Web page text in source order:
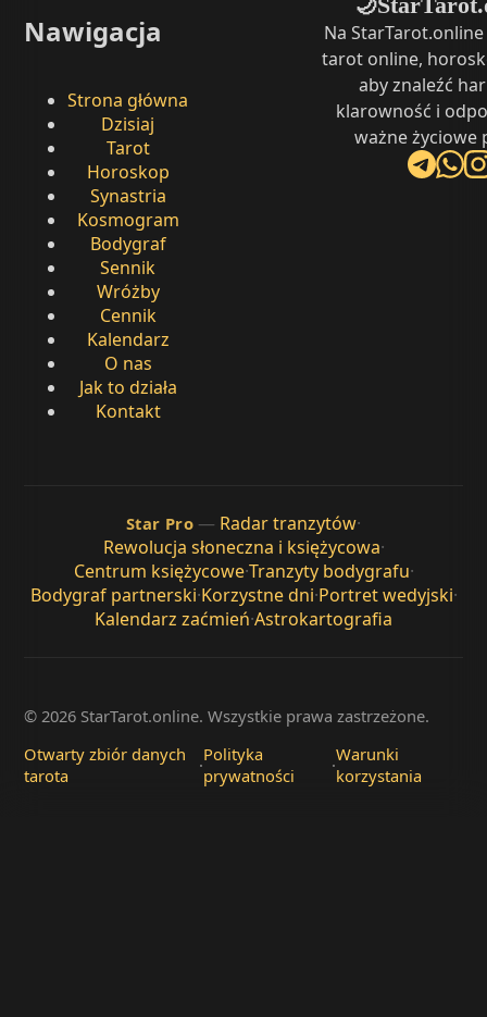
Nawigacja
Strona główna
Dzisiaj
Tarot
Horoskop
Synastria
Kosmogram
Bodygraf
Sennik
Wróżby
Cennik
Kalendarz
O nas
Jak to działa
Kontakt
Na
tarot online,
aby znaleźć
klarowność i
ważne życiowe
Star Pro — Radar tranzytów·
Rewolucja słoneczna i księżycowa·
Centrum księżycowe·Tranzyty bodygrafu·
Bodygraf partnerski·Korzystne dni·Portret wedyjski·
Kalendarz zaćmień·Astrokartografia
© 2026 StarTarot.online. Wszystkie prawa zastrzeżone.
Otwarty zbiór danych
tarota
·Polityka
prywatności
·Warunki
korzystania